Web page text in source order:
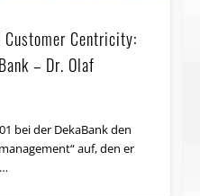
Centricity:
– Dr. Olaf
bei der DekaBank den
auf, den er